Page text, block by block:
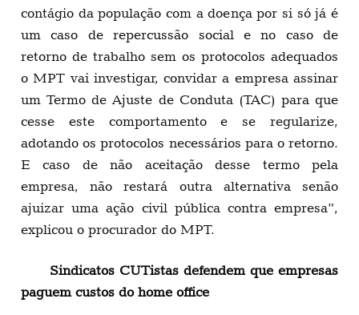
contágio da população com a doença por si só já é
um caso de repercussão social e no caso de
retorno de trabalho sem os protocolos adequados
o MPT vai investigar, convidar a empresa assinar
um Termo de Ajuste de Conduta (TAC) para que
cesse este comportamento e se regularize,
adotando os protocolos necessários para o retorno.
E caso de não aceitação desse termo pela
empresa, não restará outra alternativa senão
ajuizar uma ação civil pública contra empresa”,
explicou o procurador do MPT.
Sindicatos CUTistas defendem que empresas
paguem custos do home office